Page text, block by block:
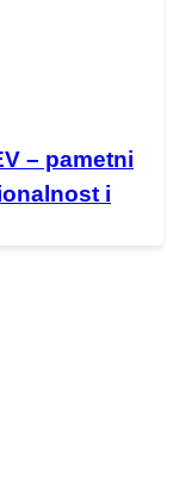
– pametni
i